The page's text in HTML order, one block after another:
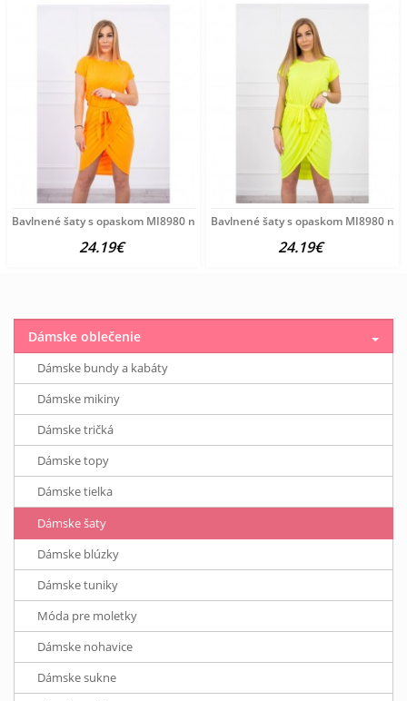
Bavlnené šaty s opaskom MI8980 neónovo oranžové Univerzálna
24.19€
Bavlnené šaty s opaskom MI8980
24.19€
Dámske oblečenie
Dámske bundy a kabáty
Dámske mikiny
Dámske tričká
Dámske topy
Dámske tielka
Dámske šaty
Dámske blúzky
Dámske tuniky
Móda pre moletky
Dámske nohavice
Dámske sukne